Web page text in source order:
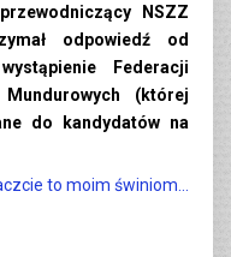
NSZZ
odpowiedź od
Federacji
(której
do kandydatów na
to moim świniom...